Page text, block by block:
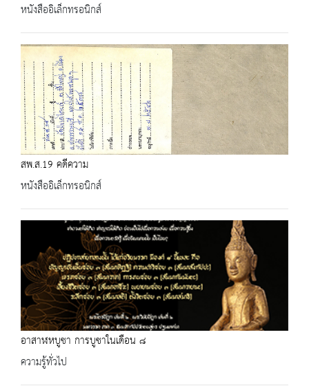
หนังสืออิเล็กทรอนิกส์
สพ.ส.19 คดีความ
หนังสืออิเล็กทรอนิกส์
อาสาฬหบูชา การบูชาในเดือน ๘
ความรู้ทั่วไป